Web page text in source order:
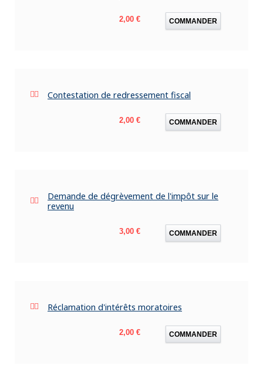
Prix
2,00 € COMMANDER
Contestation de redressement fiscal
Prix
2,00 € COMMANDER
Demande de dégrèvement de l'impôt sur le
revenu
Prix
3,00 € COMMANDER
Réclamation d'intérêts moratoires
Prix
2,00 € COMMANDER